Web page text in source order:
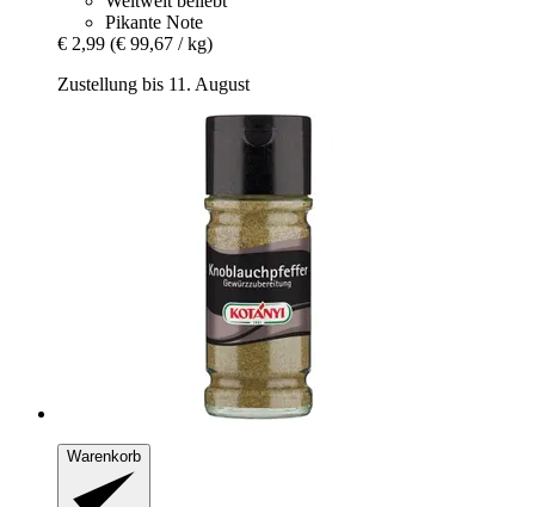
Pikante Note
€ 2,99 (€ 99,67 / kg)
Zustellung bis 11. August
Warenkorb